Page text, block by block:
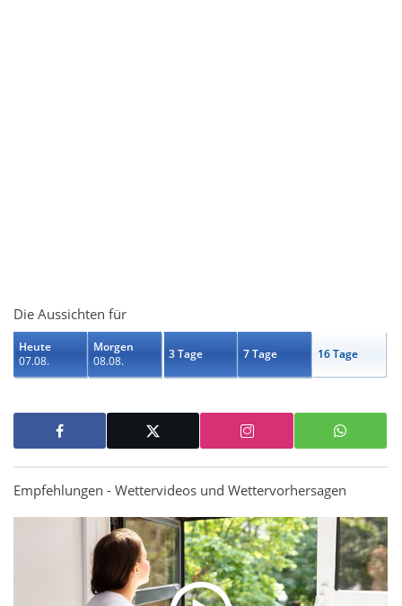
Die Aussichten für
Heute
07.08.
Morgen
08.08.
3 Tage 7 Tage 16 Tage
Empfehlungen - Wettervideos und Wettervorhersagen